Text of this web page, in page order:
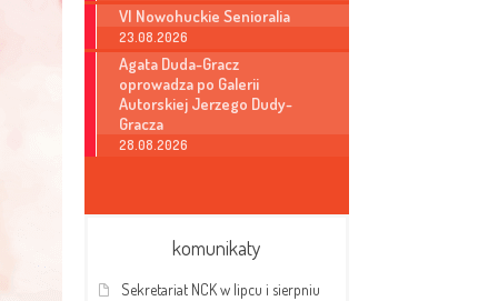
VI Nowohuckie Senioralia
23.08.2026
Agata Duda-Gracz
oprowadza po Galerii
Autorskiej Jerzego Dudy-
Gracza
28.08.2026
komunikaty
Sekretariat NCK w lipcu i sierpniu